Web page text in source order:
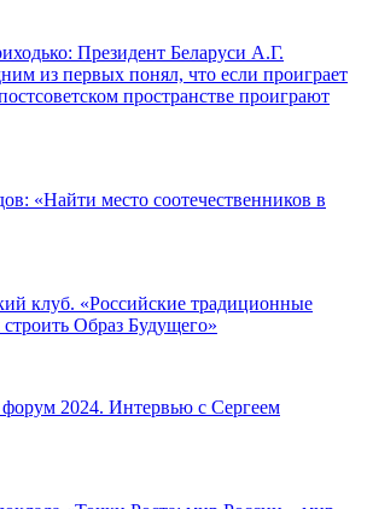
Президент Беларуси А.Г.
из первых понял, что если проиграет
пространстве проиграют
«Найти место соотечественников в
клуб. «Российские традиционные
Образ Будущего»
2024. Интервью с Сергеем